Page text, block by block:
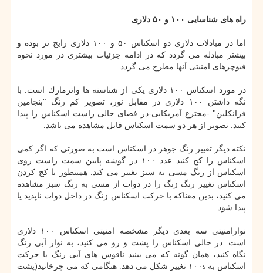
راه های شناسایی ۱۰۰ و ۵۰ دلاری
اما در مبادلات دلاری دو اسكناس ۵۰ و ۱۰۰ دلاری رایج تر بوده و
بیشتر مبادله می گردد كه در ادامه جزئیات بیشتری در مورد نحوه
فیوچرهای امنیتی آنها مطرح می گردد.
در مورد اسكناس ۱۰۰ دلاری یكی از شناسنه ها واترمارك است. با
نگه داشتن ۱۰۰ دلاری در مقابل نور، تصویر كم رنگ "بنجامین
فرانكلین" -مخترع آمریكایی-در فضای خالی راست اسكناس را پیدا
كنید. تصویر از هر دو سمت اسكناس قابل مشاهده می باشد.
نكته دیگر تغییر رنگ جوهر در اسكناس است به صورتی كه اگر كمی
اسكناس را كج كنید عدد ۱۰۰ در گوشه پایین سمت راست روی
اسكناس از رنگ مسی به سبز تغییر می كند. همینطور با كج كردن
اسكناس تغییر رنگ زنگ را در دوات از مسی به رنگ سبز مشاهده
می كنید، بدین معناكه با حركت اسكناس زنگ در داخل دوات ناپدید یا
پیدا شود.
نوارامنیتی سه بعدی دیگر مشخصه امنیتی اسكناس ۱۰۰ دلاری
است. در حالی اسكناس را پشت و رو می كنید، به نوار آبی رنگ
نگاه كنید، همان گونه كه می بینید ناقوس های آبی رنگ با حركت
اسكناس به ۱۰۰s تغییر شكل می دهد. هنگامی كه می چرخانید(پشت